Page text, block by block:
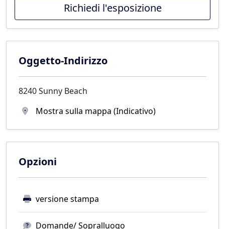
Richiedi l'esposizione
Oggetto-Indirizzo
8240 Sunny Beach
Mostra sulla mappa (Indicativo)
Opzioni
versione stampa
Domande/ Sopralluogo